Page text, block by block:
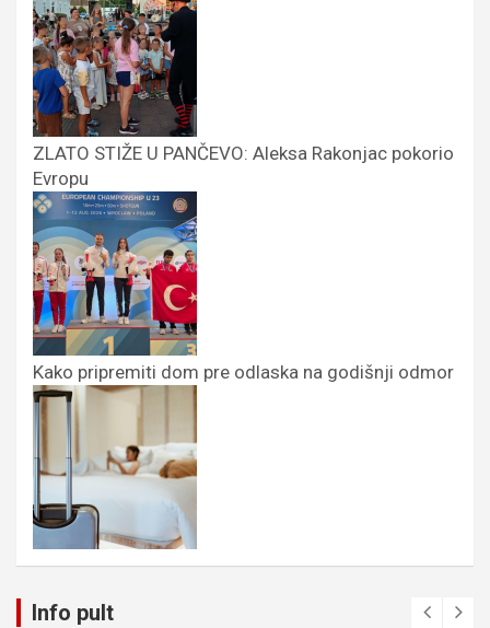
ZLATO STIŽE U PANČEVO: Aleksa Rakonjac pokorio
Evropu
Kako pripremiti dom pre odlaska na godišnji odmor
Info pult